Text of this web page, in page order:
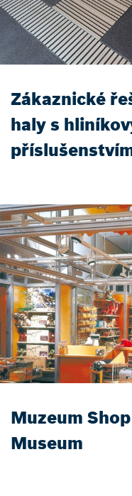
Zákaznické
haly s
Muzeum
Museum